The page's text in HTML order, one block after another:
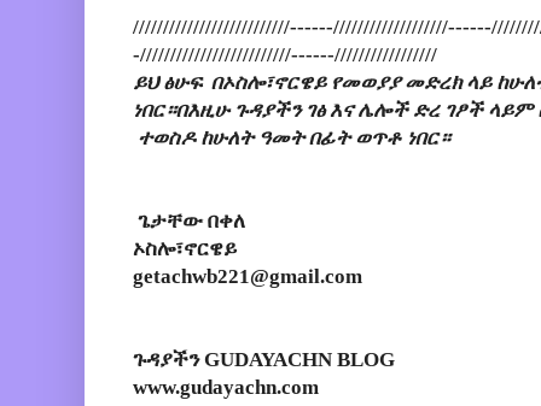
-/////////////////////////------/////////////////
ይህ ፅሁፍ በኦስሎ፣ኖርዌይ የመወያያ መድረክ ላይ
ነበር።በእዚሁ ጉዳያችን ገፅ እና ሌሎች ድረ ገፆች ላይም
ተወስዶ ከሁለት ዓመት በፊት ወጥቶ ነበር።
ጌታቸው በቀለ
ኦስሎ፣ኖርዌይ
getachwb221@gmail.com
ጉዳያችን GUDAYACHN BLOG
www.gudayachn.com